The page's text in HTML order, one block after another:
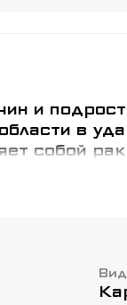
и
в
собой
край